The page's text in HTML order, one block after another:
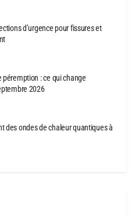
d’urgence pour fissures et
: ce qui change
2026
des ondes de chaleur quantiques à